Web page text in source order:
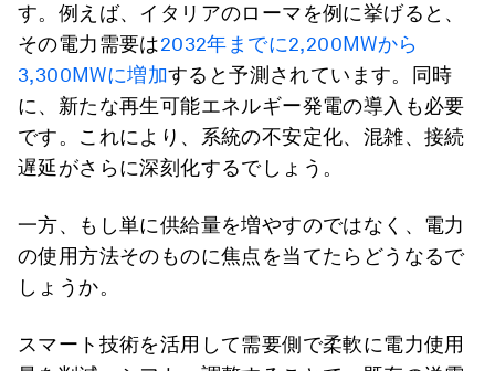
す。例えば、イタリアのローマを例に挙げると、
その電力需要は2032年までに2,200MWから
3,300MWに増加すると予測されています。同時
に、新たな再生可能エネルギー発電の導入も必要
です。これにより、系統の不安定化、混雑、接続
遅延がさらに深刻化するでしょう。
一方、もし単に供給量を増やすのではなく、電力
の使用方法そのものに焦点を当てたらどうなるで
しょうか。
スマート技術を活用して需要側で柔軟に電力使用